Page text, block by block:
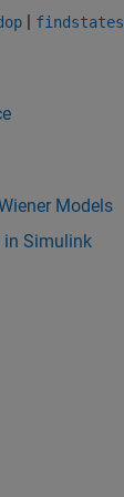
| findstates
Models
in Simulink